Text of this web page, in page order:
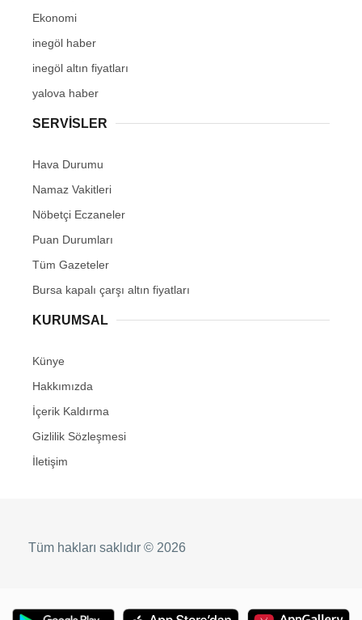
Ekonomi
inegöl haber
inegöl altın fiyatları
yalova haber
SERVİSLER
Hava Durumu
Namaz Vakitleri
Nöbetçi Eczaneler
Puan Durumları
Tüm Gazeteler
Bursa kapalı çarşı altın fiyatları
KURUMSAL
Künye
Hakkımızda
İçerik Kaldırma
Gizlilik Sözleşmesi
İletişim
Tüm hakları saklıdır © 2026